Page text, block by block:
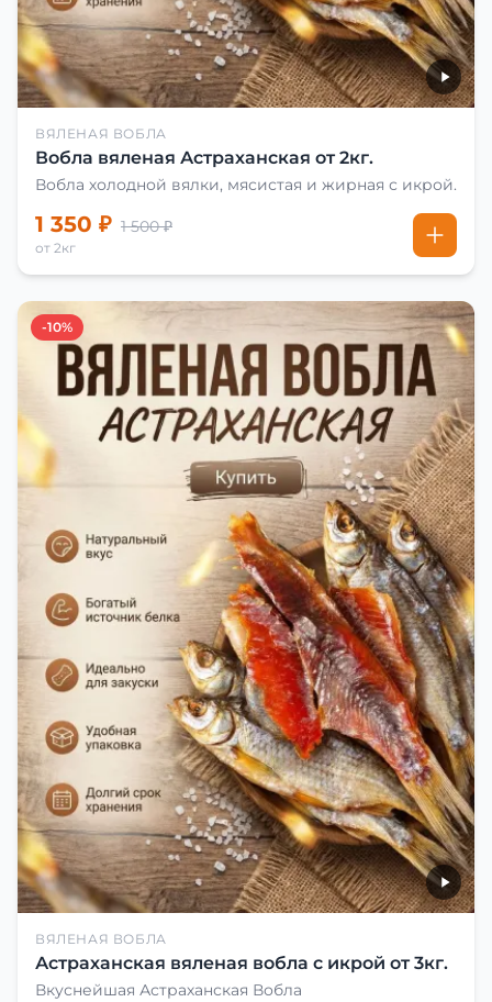
ВЯЛЕНАЯ ВОБЛА
Вобла вяленая Астраханская от 2кг.
Вобла холодной вялки, мясистая и жирная с икрой.
1 350 ₽ 1 500 ₽
от 2кг
-10%
ВЯЛЕНАЯ ВОБЛА
Астраханская вяленая вобла с икрой от 3кг.
Вкуснейшая Астраханская Вобла